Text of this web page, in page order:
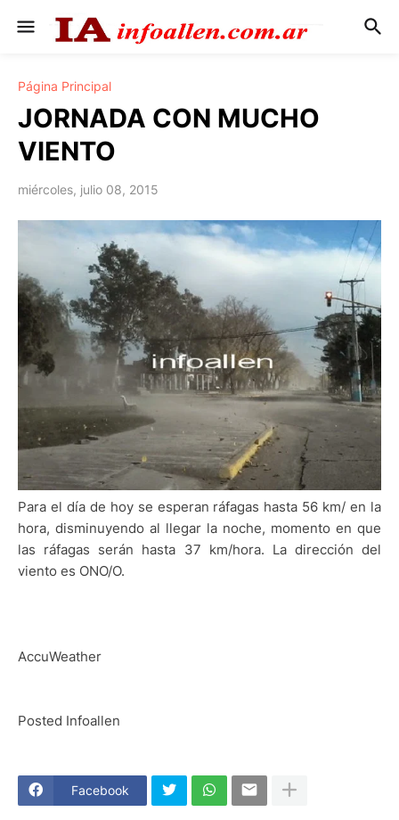
Página Principal
JORNADA CON MUCHO
VIENTO
miércoles, julio 08, 2015
Para el día de hoy se esperan ráfagas hasta 56 km/ en la
hora, disminuyendo al llegar la noche, momento en que
las ráfagas serán hasta 37 km/hora. La dirección del
viento es ONO/O.
AccuWeather
Posted Infoallen
Facebook